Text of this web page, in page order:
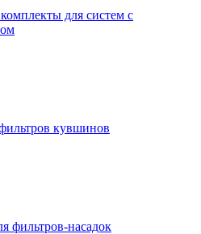
для систем с
кувшинов
фильтров-насадок